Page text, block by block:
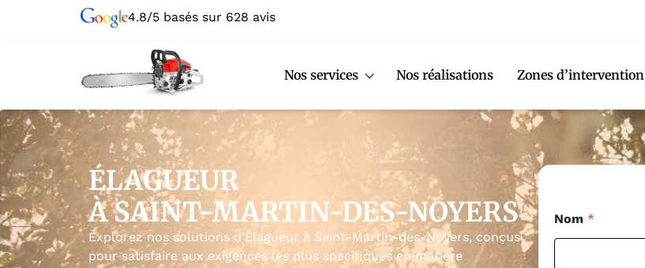
4.8/5 basés sur 628 avis
Nos services Nos réalisations Zones d’intervention
ÉLAGUEUR
À SAINT-MARTIN-DES-NOYERS
Explorez nos solutions d’Élagueur à Saint-Martin-des-Noyers, conçus
pour satisfaire aux exigences les plus spécifiques en matière
Nom *